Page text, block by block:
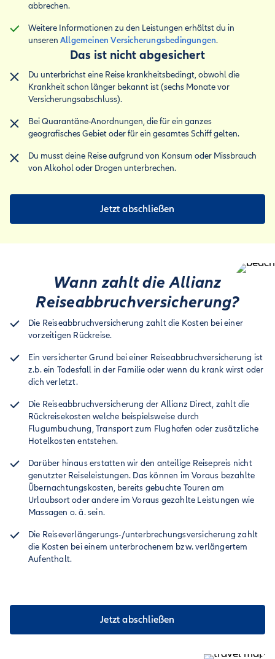
abbrechen.
Weitere Informationen zu den Leistungen erhältst du in
unseren Allgemeinen Versicherungsbedingungen.
Das ist nicht abgesichert
Du unterbrichst eine Reise krankheitsbedingt, obwohl die
Krankheit schon länger bekannt ist (sechs Monate vor
Versicherungsabschluss).
Bei Quarantäne-Anordnungen, die für ein ganzes
geografisches Gebiet oder für ein gesamtes Schiff gelten.
Du musst deine Reise aufgrund von Konsum oder Missbrauch
von Alkohol oder Drogen unterbrechen.
Jetzt abschließen
Wann zahlt die Allianz
Reiseabbruch­versicherung?
Die Reiseabbruchversicherung zahlt die Kosten bei einer
vorzeitigen Rückreise.
Ein versicherter Grund bei einer Reiseabbruchversicherung ist
z.b. ein Todesfall in der Familie oder wenn du krank wirst oder
dich verletzt.
Die Reiseabbruchversicherung der Allianz Direct, zahlt die
Rückreisekosten welche beispielsweise durch
Flugumbuchung, Transport zum Flughafen oder zusätzliche
Hotelkosten entstehen.
Darüber hinaus erstatten wir den anteilige Reisepreis nicht
genutzter Reiseleistungen. Das können im Voraus bezahlte
Übernachtungskosten, bereits gebuchte Touren am
Urlaubsort oder andere im Voraus gezahlte Leistungen wie
Massagen o. ä. sein.
Die Reiseverlängerungs-/unterbrechungsversicherung zahlt
die Kosten bei einem unterbrochenem bzw. verlängertem
Aufenthalt.
Jetzt abschließen